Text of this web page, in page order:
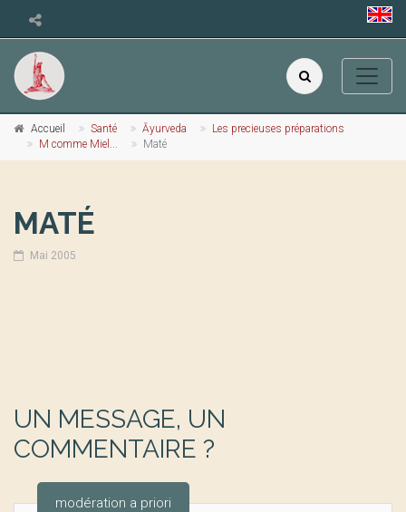
Accueil Santé Āyurveda
Les precieuses préparations
M comme Miel...
Maté
MATÉ
Mai 2005
UN MESSAGE, UN
COMMENTAIRE ?
modération a priori